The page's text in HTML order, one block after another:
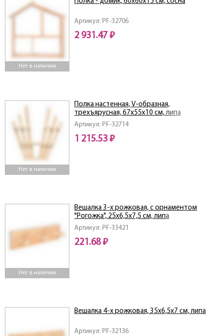
Нет в наличии
Артикул: PF-32706
2 931.47 ₽
Нет в наличии
Артикул: PF-32714
Полка настенная, V-образная,
трехъярусная, 67х55х10 см, липа
1 215.53 ₽
Нет в наличии
Артикул: PF-33421
Вешалка 3-х рожковая, с орнаментом
"Рогожка", 25х6,5х7,5 см, липа
221.68 ₽
Артикул: PF-32136
Вешалка 4-х рожковая, 35х6,5х7 см, липа